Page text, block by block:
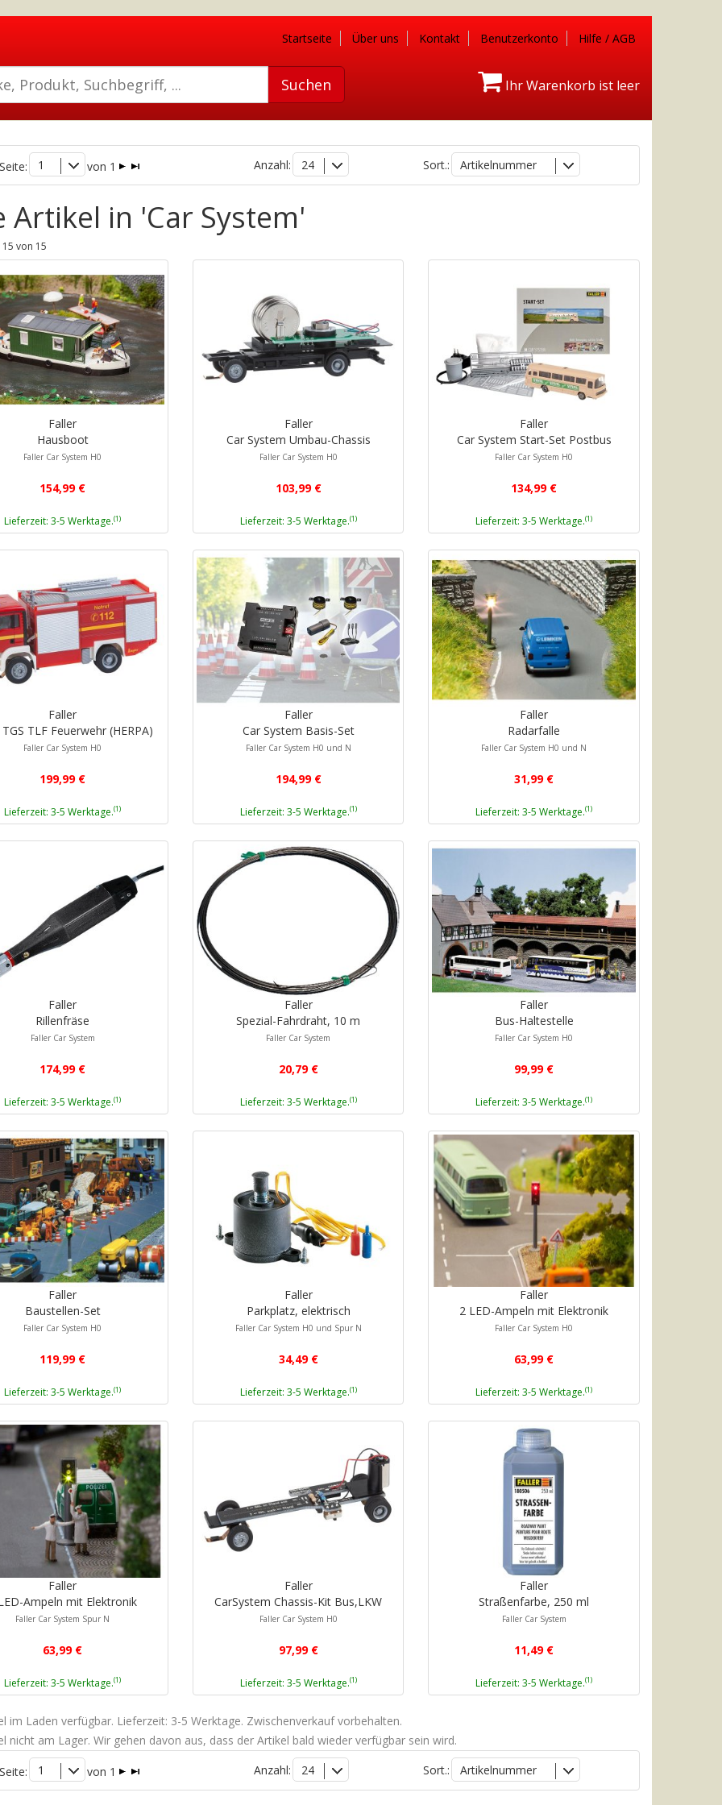
Startseite Über uns Kontakt Benutzerkonto Hilfe / AGB
Ihr Warenkorb ist leer
1 von 1 Anzahl: 24 Sort.: Artikelnummer
Artikel in 'Car System'
von 15
Faller
Hausboot
Faller Car System H0
154,99 €
Lieferzeit: 3-5 Werktage.(1)
Faller
Car System Umbau-Chassis
Faller Car System H0
103,99 €
Lieferzeit: 3-5 Werktage.(1)
Faller
Car System Start-Set Postbus
Faller Car System H0
134,99 €
Lieferzeit: 3-5 Werktage.(1)
Faller
TLF Feuerwehr (HERPA)
Faller Car System H0
199,99 €
Lieferzeit: 3-5 Werktage.(1)
Faller
Car System Basis-Set
Faller Car System H0 und N
194,99 €
Lieferzeit: 3-5 Werktage.(1)
Faller
Radarfalle
Faller Car System H0 und N
31,99 €
Lieferzeit: 3-5 Werktage.(1)
Faller
Rillenfräse
Faller Car System
174,99 €
Lieferzeit: 3-5 Werktage.(1)
Faller
Spezial-Fahrdraht, 10 m
Faller Car System
20,79 €
Lieferzeit: 3-5 Werktage.(1)
Faller
Bus-Haltestelle
Faller Car System H0
99,99 €
Lieferzeit: 3-5 Werktage.(1)
Faller
Baustellen-Set
Faller Car System H0
119,99 €
Lieferzeit: 3-5 Werktage.(1)
Faller
Parkplatz, elektrisch
Faller Car System H0 und Spur N
34,49 €
Lieferzeit: 3-5 Werktage.(1)
Faller
2 LED-Ampeln mit Elektronik
Faller Car System H0
63,99 €
Lieferzeit: 3-5 Werktage.(1)
Faller
Ampeln mit Elektronik
Faller Car System Spur N
63,99 €
Lieferzeit: 3-5 Werktage.(1)
Faller
CarSystem Chassis-Kit Bus,LKW
Faller Car System H0
97,99 €
Lieferzeit: 3-5 Werktage.(1)
Faller
Straßenfarbe, 250 ml
Faller Car System
11,49 €
Lieferzeit: 3-5 Werktage.(1)
im Laden verfügbar. Lieferzeit: 3-5 Werktage. Zwischenverkauf vorbehalten.
nicht am Lager. Wir gehen davon aus, dass der Artikel bald wieder verfügbar sein wird.
1 von 1 Anzahl: 24 Sort.: Artikelnummer